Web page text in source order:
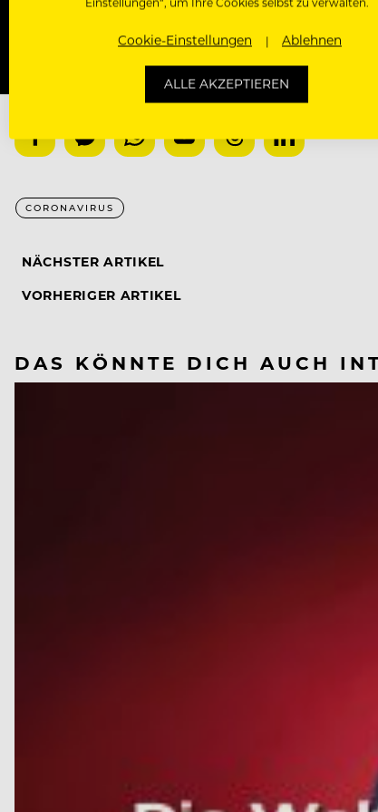
CORONAVIRUS
NÄCHSTER ARTIKEL
VORHERIGER ARTIKEL
DAS KÖNNTE DICH AUCH
Cookie-Einstellungen Ablehnen
ALLE AKZEPTIEREN